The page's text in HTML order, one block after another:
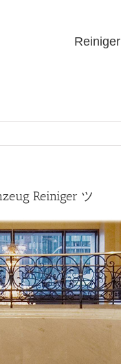
Reiniger
Reiniger ツ